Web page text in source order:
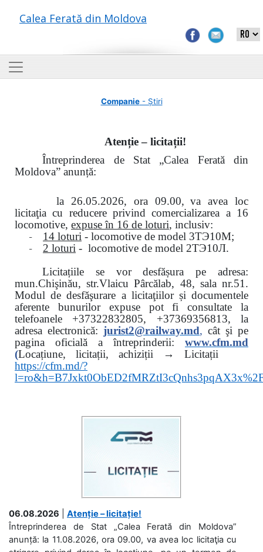
Calea Ferată din Moldova
Companie- Știri
Atenție – licitații!
Întreprinderea de Stat „Calea Ferată din
Moldova” anunță:
la 26.05.2026, ora 09.00, va avea loc
licitaţia cu reducere privind comercializarea a 16
locomotive, expuse în 16 de loturi, inclusiv:
- 14 loturi - locomotive de model 3ТЭ10М;
- 2 loturi - locomotive de model 2ТЭ10Л.
Licitațiile se vor desfășura pe adresa:
mun.Chişinău, str.Vlaicu Pârcălab, 48, sala nr.51.
Modul de desfăşurare a licitaţiilor și documentele
aferente bunurilor expuse pot fi consultate la
telefoanele +37322832805, +37369356813, la
adresa electronică: jurist2@railway.md, cât şi pe
pagina oficială a întreprinderii:
www.cfm.md
(Locațiune, licitații, achiziții → Licitații
https://cfm.md/?
06.08.2026
Atenție – licitație!
Întreprinderea de Stat „Calea Ferată din Moldova”
anunță: la 11.08.2026, ora 09.00, va avea loc licitaţia cu